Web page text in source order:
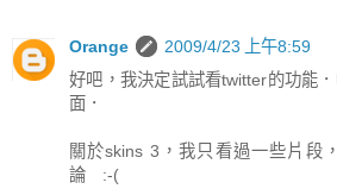
Orange
2009/4/23 上午8:59
好吧，我決定試試看twitter的功能
面．
關於skins 3，我只看過一些片段
論 :-(